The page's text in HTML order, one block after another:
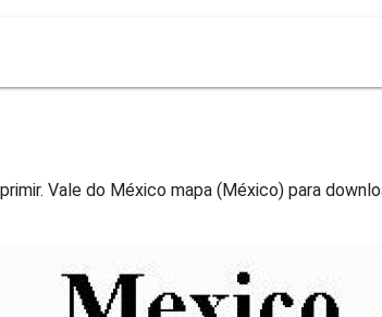
Vale do México mapa (México) para